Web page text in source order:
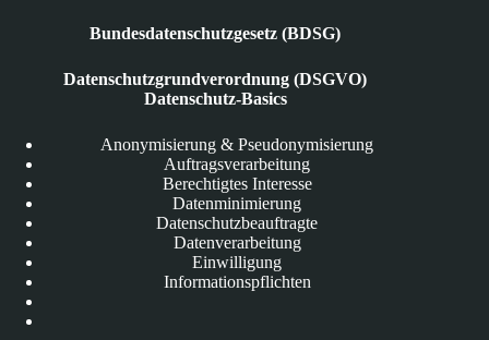
Bundesdatenschutzgesetz (BDSG)
Datenschutzgrundverordnung (DSGVO)
Datenschutz-Basics
Anonymisierung & Pseudonymisierung
Auftragsverarbeitung
Berechtigtes Interesse
Datenminimierung
Datenschutzbeauftragte
Datenverarbeitung
Einwilligung
Informationspflichten